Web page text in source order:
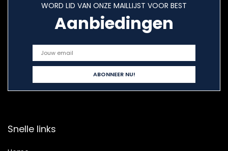
WORD LID VAN ONZE MAILLIJST VOOR BEST
Aanbiedingen
Snelle links